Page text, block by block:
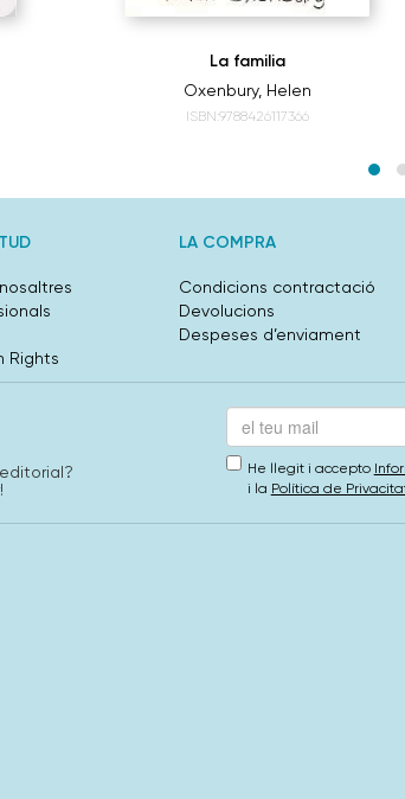
La familia
Oxenbury, Helen
ISBN:9788426117366
Rights
LA COMPRA
Condicions contractació
Devolucions
Despeses d’enviament
He llegit i accepto
i la Política de